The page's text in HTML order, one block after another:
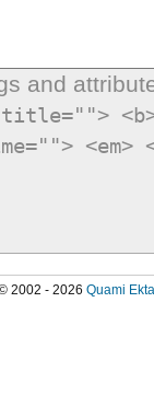
and
2002 - 2026 Quami